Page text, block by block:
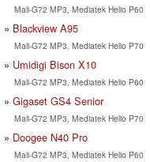
Mali-G72 MP3, Mediatek Helio P60
Blackview A95
Mali-G72 MP3, Mediatek Helio P70
Umidigi Bison X10
Mali-G72 MP3, Mediatek Helio P60
Gigaset GS4 Senior
Mali-G72 MP3, Mediatek Helio P70
Doogee N40 Pro
Mali-G72 MP3, Mediatek Helio P60